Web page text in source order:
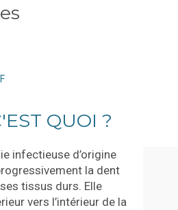
QUOI ?
infectieuse d’origine
la dent
tissus durs. Elle
vers l’intérieur de la